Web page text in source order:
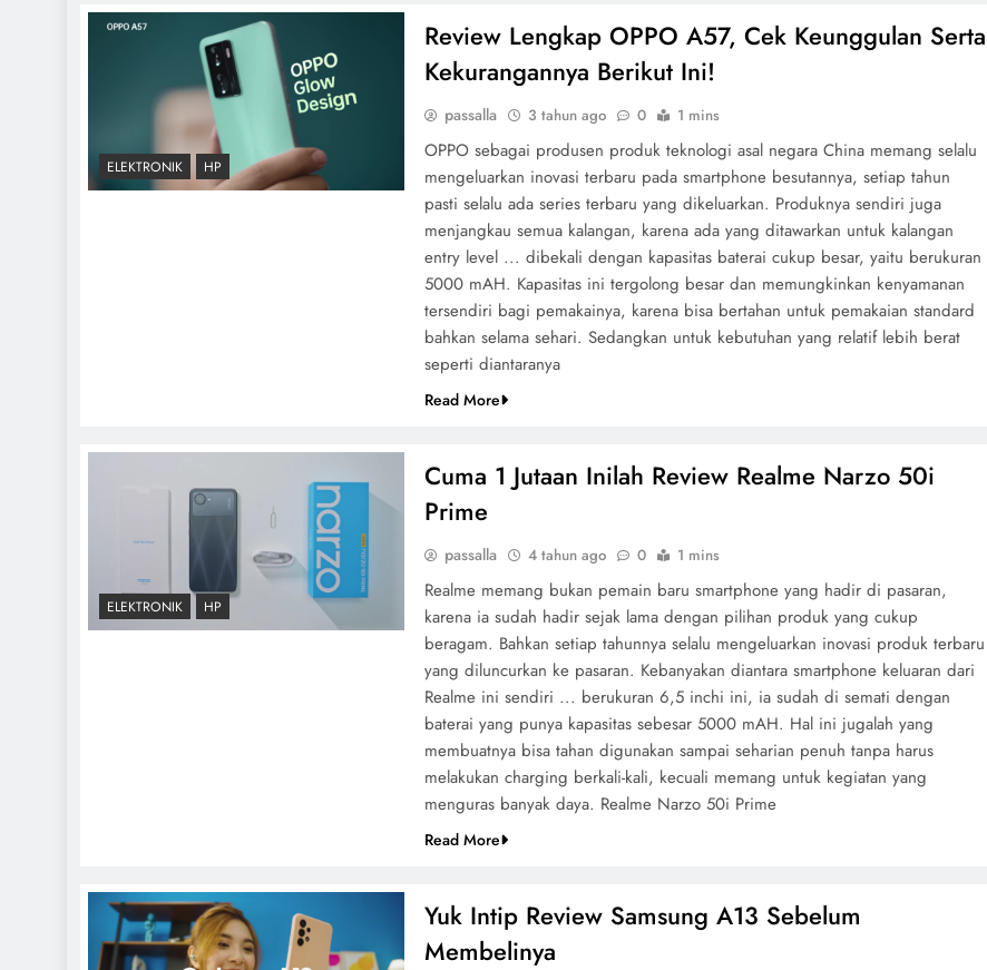
ELEKTRONIK HP
Review Lengkap OPPO A57, Cek Keunggulan Serta
Kekurangannya Berikut Ini!
passalla 3 tahun ago 0 1 mins
OPPO sebagai produsen produk teknologi asal negara China memang selalu
mengeluarkan inovasi terbaru pada smartphone besutannya, setiap tahun
pasti selalu ada series terbaru yang dikeluarkan. Produknya sendiri juga
menjangkau semua kalangan, karena ada yang ditawarkan untuk kalangan
entry level ... dibekali dengan kapasitas baterai cukup besar, yaitu berukuran
5000 mAH. Kapasitas ini tergolong besar dan memungkinkan kenyamanan
tersendiri bagi pemakainya, karena bisa bertahan untuk pemakaian standard
bahkan selama sehari. Sedangkan untuk kebutuhan yang relatif lebih berat
seperti diantaranya
Read More
ELEKTRONIK HP
Cuma 1 Jutaan Inilah Review Realme Narzo 50i
Prime
passalla 4 tahun ago 0 1 mins
Realme memang bukan pemain baru smartphone yang hadir di pasaran,
karena ia sudah hadir sejak lama dengan pilihan produk yang cukup
beragam. Bahkan setiap tahunnya selalu mengeluarkan inovasi produk terbaru
yang diluncurkan ke pasaran. Kebanyakan diantara smartphone keluaran dari
Realme ini sendiri ... berukuran 6,5 inchi ini, ia sudah di semati dengan
baterai yang punya kapasitas sebesar 5000 mAH. Hal ini jugalah yang
membuatnya bisa tahan digunakan sampai seharian penuh tanpa harus
melakukan charging berkali-kali, kecuali memang untuk kegiatan yang
menguras banyak daya. Realme Narzo 50i Prime
Read More
Yuk Intip Review Samsung A13 Sebelum
Membelinya